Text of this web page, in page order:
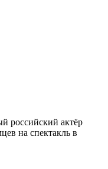
российский актёр
на спектакль в